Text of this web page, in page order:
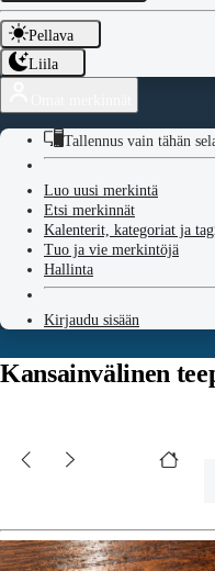
Pellava
Liila
Tallennus vain tähän
Luo uusi merkintä
Etsi merkinnät
Kalenterit, kategoriat ja
Tuo ja vie merkintöjä
Hallinta
Kirjaudu sisään
Kansainvälinen